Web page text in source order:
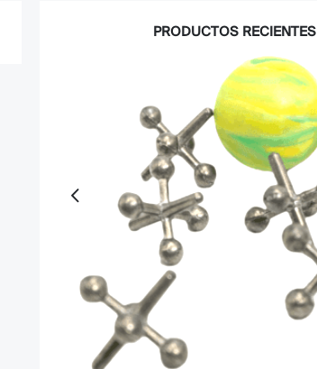
PRODUCTOS RECIENTES